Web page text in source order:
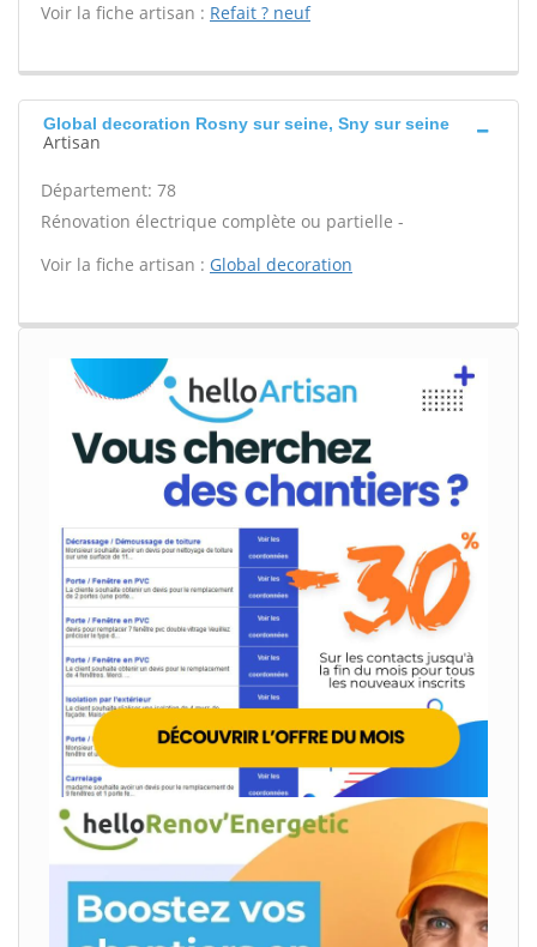
Voir la fiche artisan : Refait ? neuf
Global decoration Rosny sur seine, Sny sur seine
Artisan
Département: 78
Rénovation électrique complète ou partielle -
Voir la fiche artisan : Global decoration